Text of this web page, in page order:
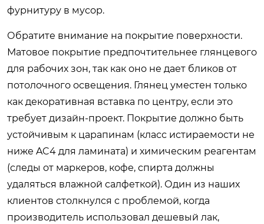
фурнитуру в мусор.
Обратите внимание на покрытие поверхности.
Матовое покрытие предпочтительнее глянцевого
для рабочих зон, так как оно не дает бликов от
потолочного освещения. Глянец уместен только
как декоративная вставка по центру, если это
требует дизайн-проект. Покрытие должно быть
устойчивым к царапинам (класс истираемости не
ниже AC4 для ламината) и химическим реагентам
(следы от маркеров, кофе, спирта должны
удаляться влажной салфеткой). Один из наших
клиентов столкнулся с проблемой, когда
производитель использовал дешевый лак,